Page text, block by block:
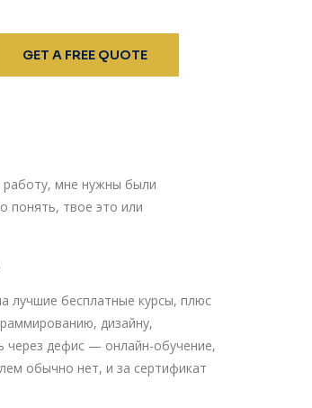
GET A FREE QUOTE
в
работу, мне нужны были
понять, твое это или
лучшие бесплатные курсы, плюс
дизайну,
через дефис — онлайн-обучение,
обычно нет, и за сертификат